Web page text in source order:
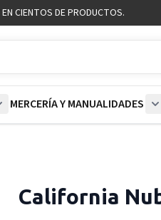
EN CIENTOS DE PRODUCTOS.
MERCERÍA Y MANUALIDADES
California